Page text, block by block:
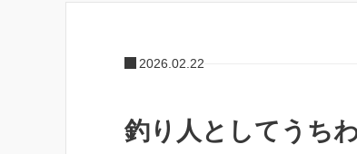
2026.02.22
釣り人としてうち